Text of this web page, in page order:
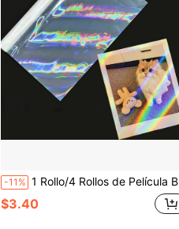
-11% 1 Rollo/4 Rollos de Película BOPP Holográfica Pre-Recubierta 22x500cm; Película Laminada Transparente Resistente al Agua y a los Arañazos de Pegamento Caliente Adecuada para Productos de Papel DIY Máquina Laminadora de Pegamento Caliente
$3.40